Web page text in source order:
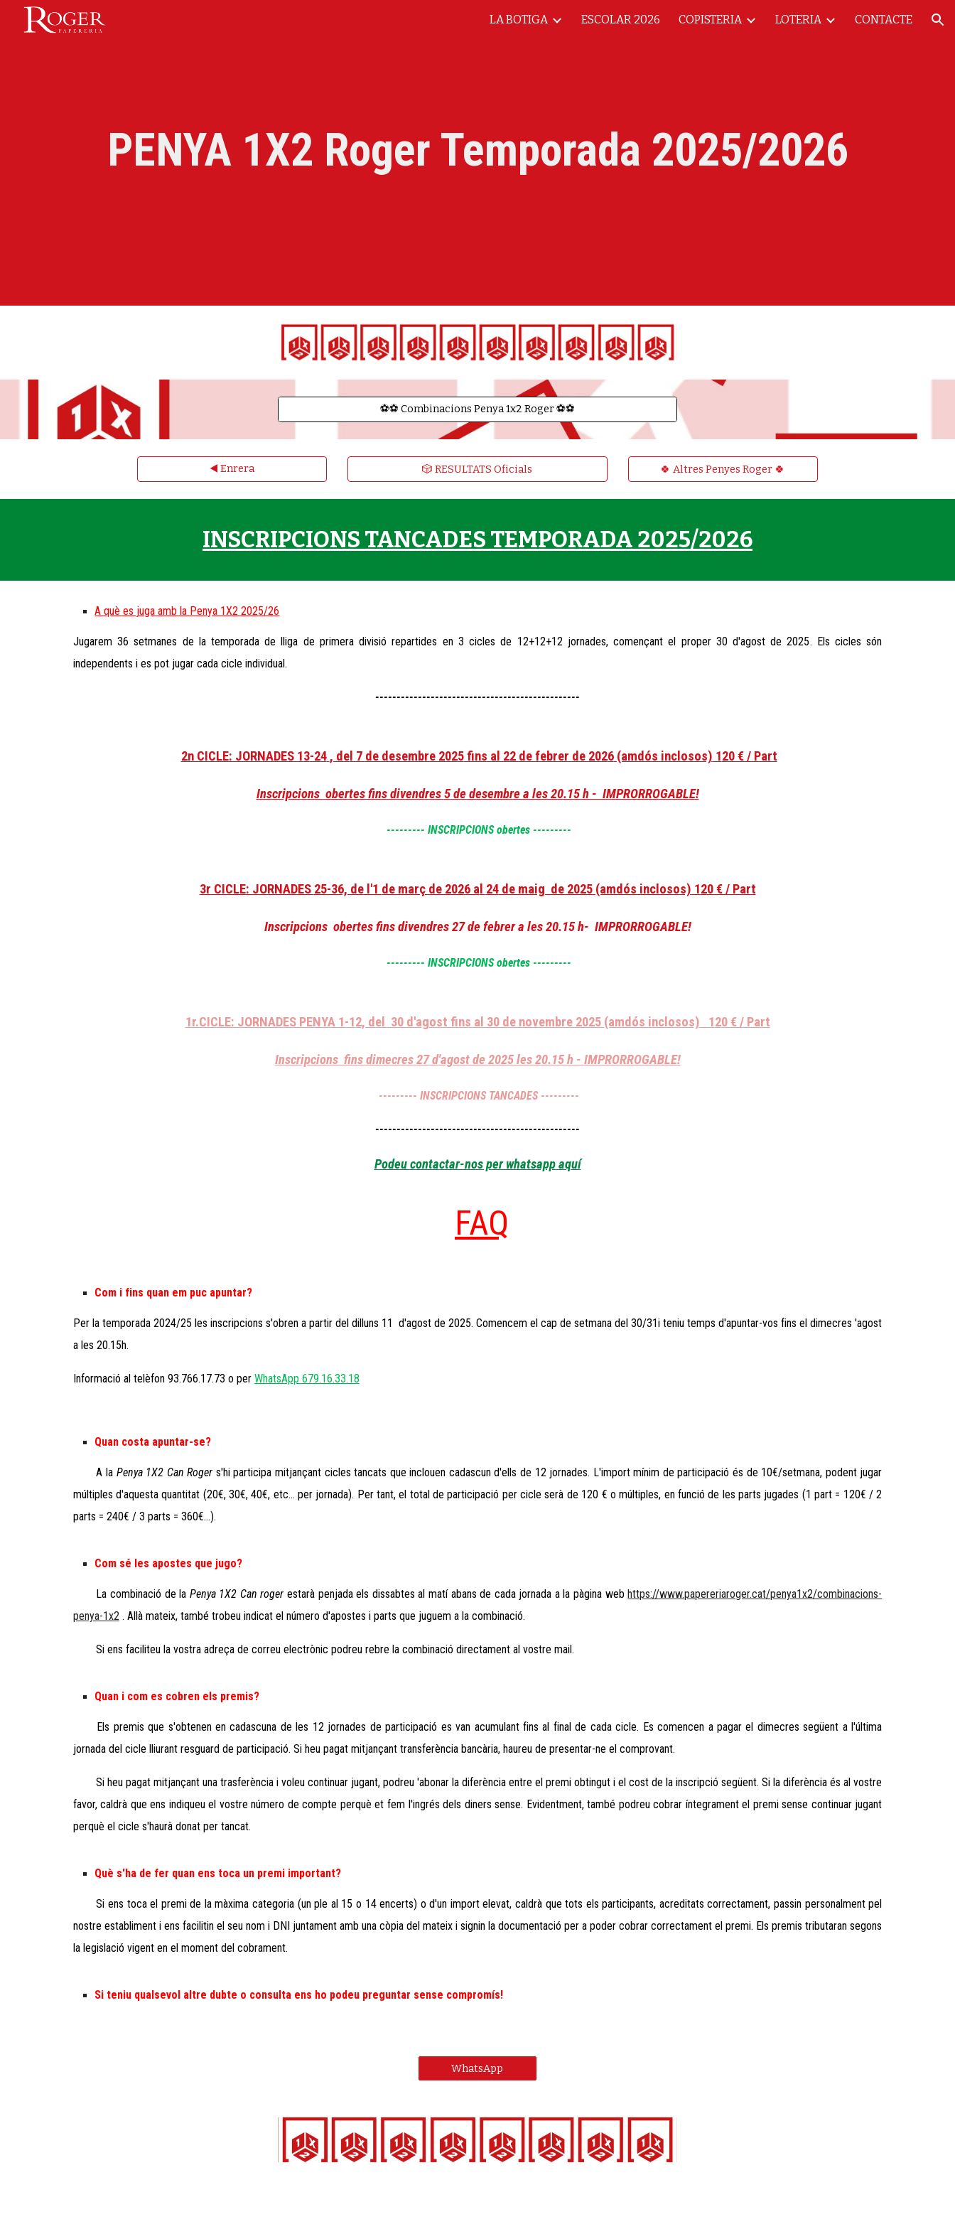
Skip to navigation
LA BOTIGA ESCOLAR 2026 COPISTERIA LOTERIA CONTACTE
PENYA 1X2 Roger Temporada 2025/2026
⚽️⚽️ Combinacions Penya 1x2 Roger ⚽️⚽️
◀️ Enrera 🎲 RESULTATS Oficials 🍀 Altres Penyes Roger 🍀
INSCRIPCIONS TANCADES TEMPORADA 2025/2026
A què es juga amb la Penya 1X2 2025/26
Jugarem 36 setmanes de la temporada de lliga de primera divisió repartides en 3 cicles de 12+12+12 jornades, començant el proper 30 d'agost de 2025. Els cicles són
independents i es pot jugar cada cicle individual.
------------------------------------------------
2n CICLE: JORNADES 13-24 , del 7 de desembre 2025fins al 22 de febrer de 2026(amdós inclosos) 120 € / Part
Inscripcions obertes fins divendres5de desembre a les 20.15 h - IMPRORROGABLE!
--------- INSCRIPCIONSobertes ---------
3r CICLE: JORNADES 25-36, del'1 de març de 2026 al 24de maig de 2025 (amdós inclosos) 120 € / Part
Inscripcions obertes fins divendres 27 defebrera les 20.15 h- IMPRORROGABLE!
--------- INSCRIPCIONS obertes ---------
1r.CICLE: JORNADES PENYA 1-12, del 30 d'agost fins al 30 de novembre 2025 (amdós inclosos) 120 € / Part
Inscripcions finsdimecres 27d'agost de 2025les 20.15 h - IMPRORROGABLE!
--------- INSCRIPCIONS TANCADES ---------
------------------------------------------------
Podeu contactar-nos per whatsapp aquí
FAQ
Com i fins quan em puc apuntar?
Per la temporada 2024/25 les inscripcions s'obren a partir del dilluns 11 d'agostde 2025. Comencem el cap de setmana del 30/31i teniu temps d'apuntar-vos fins el dimecres 'agost
a les 20.15h.
Informació al telèfon 93.766.17.73 o per WhatsApp 679.16.33.18
Quan costa apuntar-se?
A la Penya 1X2 Can Roger s'hi participa mitjançant cicles tancats que inclouen cadascun d'ells de 12jornades. L'import mínim de participació és de 10€/setmana, podent jugar
múltiples d'aquesta quantitat (20€, 30€, 40€, etc... per jornada). Per tant, el total de participació per cicle serà de 120 € o múltiples, en funció de les parts jugades (1 part = 120€ / 2
parts = 240€ / 3 parts = 360€...).
Com sé les apostes que jugo?
La combinació de la Penya 1X2 Can rogerestarà penjada els dissabtes al matí abans de cada jornada a la pàgina web https://www.papereriaroger.cat/penya1x2/combinacions-
penya-1x2 . Allà mateix, també trobeu indicat el número d'apostes i parts que juguem a la combinació.
Si ens faciliteu la vostra adreça de correu electrònic podreu rebre la combinació directament al vostre mail.
Quan i com es cobren els premis?
Els premis que s'obtenen en cadascuna de les 12jornades de participació es van acumulant fins al final de cada cicle. Es comencen a pagar el dimecres següent a l'última
jornada del cicle lliurant resguard de participació. Si heu pagat mitjançant transferència bancària, haureu de presentar-ne el comprovant.
Si heu pagat mitjançant una trasferència i voleu continuar jugant, podreu 'abonar la diferència entre el premi obtingut i el cost de la inscripció següent. Si la diferència és al vostre
favor, caldrà que ens indiqueu el vostre número de compte perquè et fem l'ingrés dels diners sense. Evidentment, també podreu cobrar íntegrament el premi sense continuar jugant
perquè el cicle s'haurà donat per tancat.
Què s'ha de fer quan ens toca un premi important?
Si ens toca el premi de la màxima categoria (un ple al 15 o 14 encerts) o d'un import elevat, caldrà que tots els participants, acreditats correctament, passin personalment pel
nostre establiment i ens facilitin el seu nom i DNI juntament amb una còpia del mateix i signin la documentació per a poder cobrar correctament el premi. Els premis tributaran segons
la legislació vigent en el moment del cobrament.
Si teniu qualsevol altre dubte o consulta ens ho podeu preguntar sense compromís!
WhatsApp